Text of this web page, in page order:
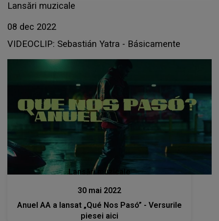
Lansări muzicale
08 dec 2022
VIDEOCLIP: Sebastián Yatra - Básicamente
Lansări muzicale
30 mai 2022
Anuel AA a lansat „Qué Nos Pasó” - Versurile
piesei aici